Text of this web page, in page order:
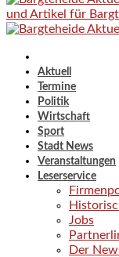
und Artikel für
Aktuell
Termine
Politik
Wirtschaft
Sport
Stadt News
Veranstaltungen
Leserservice
Jobs
Der